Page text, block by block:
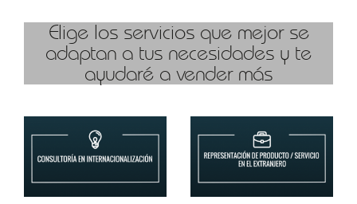
Elige los servicios que mejor se
adaptan a tus necesidades y te
ayudaré a vender más